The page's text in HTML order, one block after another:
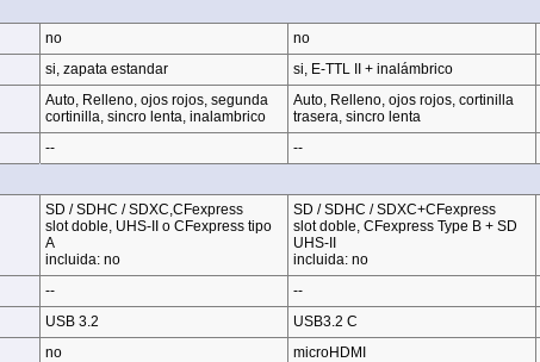
no no
si, zapata estandar si, E-TTL II + inalámbrico
Auto, Relleno, ojos rojos, segunda
cortinilla, sincro lenta, inalambrico
Auto, Relleno, ojos rojos, cortinilla
trasera, sincro lenta
-- --
SD / SDHC / SDXC,CFexpress
slot doble, UHS-II o CFexpress tipo
A
incluida: no
SD / SDHC / SDXC+CFexpress
slot doble, CFexpress Type B + SD
UHS-II
incluida: no
-- --
USB 3.2 USB3.2 C
no microHDMI